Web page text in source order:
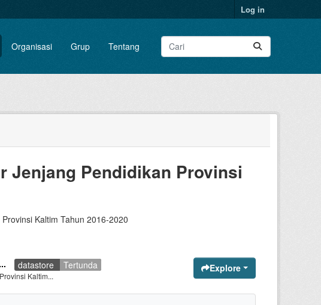
Log in
Organisasi Grup Tentang
Jenjang Pendidikan Provinsi
Kaltim Tahun 2016-2020
datastore Tertunda
Kaltim...
Explore